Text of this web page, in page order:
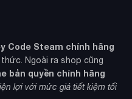
Code Steam chính hãng
Ngoài ra shop cũng
bản quyền chính hãng
lợi với mức giá tiết kiệm tối